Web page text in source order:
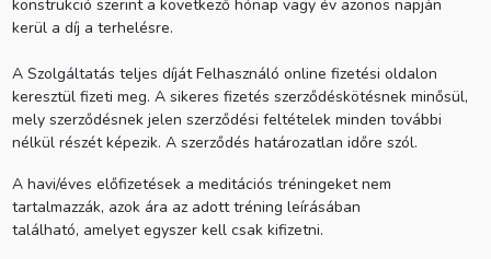
konstrukció szerint a következő hónap vagy év azonos napján
kerül a díj a terhelésre.
A Szolgáltatás teljes díját Felhasználó online fizetési oldalon
keresztül fizeti meg. A sikeres fizetés szerződéskötésnek minősül,
mely szerződésnek jelen szerződési feltételek minden további
nélkül részét képezik. A szerződés határozatlan időre szól.
A havi/éves előfizetések a meditációs tréningeket nem
tartalmazzák, azok ára az adott tréning leírásában
található, amelyet egyszer kell csak kifizetni.